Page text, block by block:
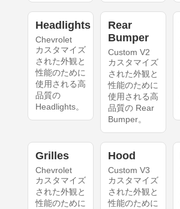
Headlights
Chevrolet
カスタマイズ
された外観と
性能のために
使用される高
品質の
Headlights。
Rear
Bumper
Custom V2
カスタマイズ
された外観と
性能のために
使用される高
品質の Rear
Bumper。
Grilles
Chevrolet
カスタマイズ
された外観と
性能のために
Hood
Custom V3
カスタマイズ
された外観と
性能のために